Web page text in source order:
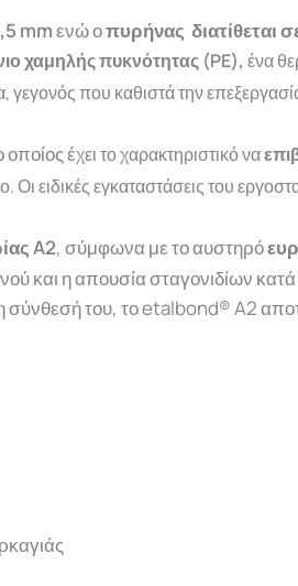
mmενώ οπυρήνας διατίθεται
χαμηλής πυκνότητας (PE), ένα
που καθιστά την
οποίος έχει το χαρακτηριστικό να
Οιειδικέςεγκαταστάσειςτου
A2, σύμφωνα με το αυστηρό
και η απουσία σταγονιδίων
του, το etalbond® A2